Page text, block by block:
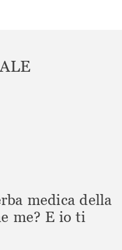
medica della
me? E io ti